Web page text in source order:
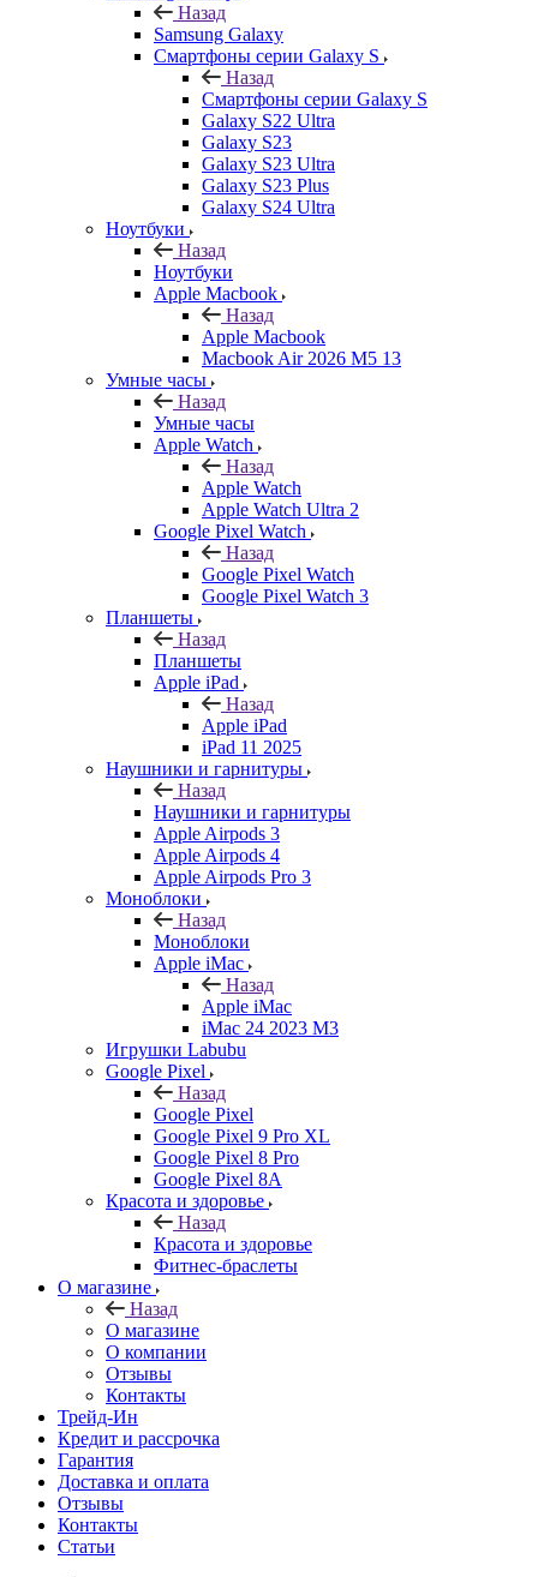
Назад
Samsung Galaxy
Смартфоны серии Galaxy S
Назад
Смартфоны серии Galaxy S
Galaxy S22 Ultra
Galaxy S23
Galaxy S23 Ultra
Galaxy S23 Plus
Galaxy S24 Ultra
Ноутбуки
Назад
Ноутбуки
Apple Macbook
Назад
Apple Macbook
Macbook Air 2026 M5 13
Умные часы
Назад
Умные часы
Apple Watch
Назад
Apple Watch
Apple Watch Ultra 2
Google Pixel Watch
Назад
Google Pixel Watch
Google Pixel Watch 3
Планшеты
Назад
Планшеты
Apple iPad
Назад
Apple iPad
iPad 11 2025
Наушники и гарнитуры
Назад
Наушники и гарнитуры
Apple Airpods 3
Apple Airpods 4
Apple Airpods Pro 3
Моноблоки
Назад
Моноблоки
Apple iMac
Назад
Apple iMac
iMac 24 2023 M3
Игрушки Labubu
Google Pixel
Назад
Google Pixel
Google Pixel 9 Pro XL
Google Pixel 8 Pro
Google Pixel 8A
Красота и здоровье
Назад
Красота и здоровье
Фитнес-браслеты
О магазине
Назад
О магазине
О компании
Отзывы
Контакты
Трейд-Ин
Кредит и рассрочка
Гарантия
Доставка и оплата
Отзывы
Контакты
Статьи